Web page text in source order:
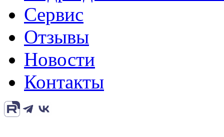
Сервис
Отзывы
Новости
Контакты